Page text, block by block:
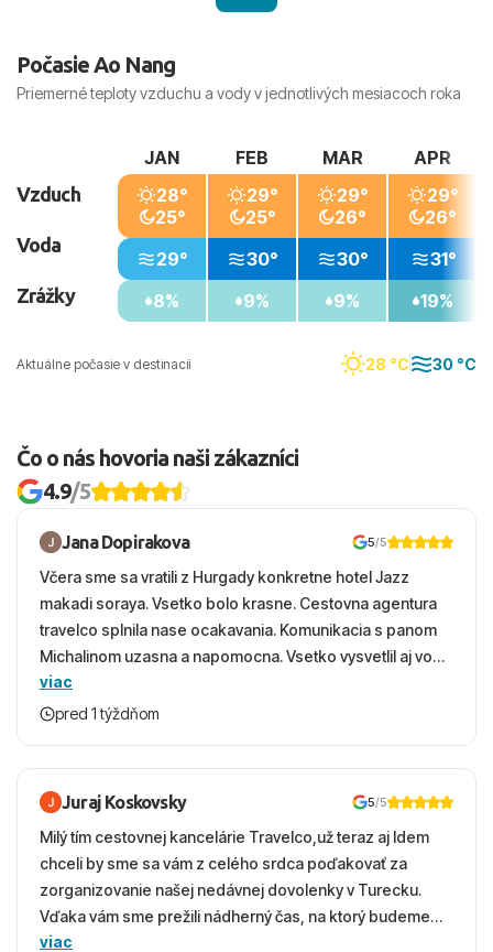
Počasie Ao Nang
Priemerné teploty vzduchu a vody v jednotlivých mesiacoch roka
Aktuálne počasie v destinacii 28 °C 30 °C
Vzduch
Voda
Zrážky
JAN
28°
25°
29°
8%
FEB
29°
25°
30°
9%
MAR
29°
26°
30°
9%
APR
29°
26°
31°
19%
Čo o nás hovoria naši zákazníci
4.9/5
Jana Dopirakova 5/5
Včera sme sa vratili z Hurgady konkretne hotel Jazz
makadi soraya. Vsetko bolo krasne. Cestovna agentura
travelco splnila nase ocakavania. Komunikacia s panom
Michalinom uzasna a napomocna. Vsetko vysvetlil aj vo
vecernych hodinach zaco sa ospravedlnujem. Hotel
krasny, cisty. Sluzby top. Strava, prostredie, more,
viac
pred 1 týždňom
Juraj Koskovsky 5/5
Milý tím cestovnej kancelárie Travelco,už teraz aj Idem
chceli by sme sa vám z celého srdca poďakovať za
zorganizovanie našej nedávnej dovolenky v Turecku.
Vďaka vám sme prežili nádherný čas, na ktorý budeme
ešte dlho s úsmevom spomínať. ​Všetko prebehlo
viac